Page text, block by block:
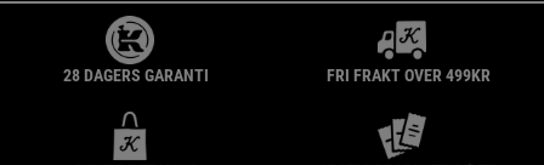
28 DAGERS GARANTI FRI FRAKT OVER 499KR